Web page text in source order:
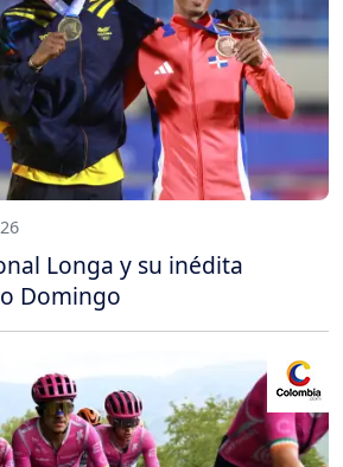
Longa y su inédita
Domingo